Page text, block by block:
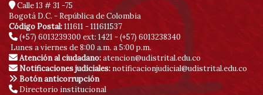
Calle 13 # 31 -75
Bogotá D.C. - República de Colombia
Código Postal:111611 - 111611537
(+57) 6013239300 ext: 1421 - (+57) 6013238340
Lunes a viernes de 8:00 a.m. a 5:00 p.m.
Atención al ciudadano:atencion@udistrital.edu.co
Notificaciones judiciales: notificacionjudicial@udistrital.edu.co
Botón anticorrupción
Directorio institucional